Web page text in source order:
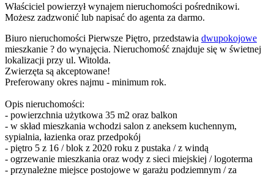
Właściciel powierzył wynajem nieruchomości pośrednikowi.
Możesz zadzwonić lub napisać do agenta za darmo.
Biuro nieruchomości Pierwsze Piętro, przedstawia dwupokojowe
mieszkanie ? do wynajęcia. Nieruchomość znajduje się w świetnej
lokalizacji przy ul. Witolda.
Zwierzęta są akceptowane!
Preferowany okres najmu - minimum rok.
Opis nieruchomości:
- powierzchnia użytkowa 35 m2 oraz balkon
- w skład mieszkania wchodzi salon z aneksem kuchennym,
sypialnia, łazienka oraz przedpokój
- piętro 5 z 16 / blok z 2020 roku z pustaka / z windą
- ogrzewanie mieszkania oraz wody z sieci miejskiej / logoterma
- przynależne miejsce postojowe w garażu podziemnym / za